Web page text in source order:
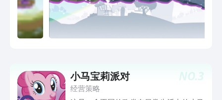
NO.3
小马宝莉派对
经营策略